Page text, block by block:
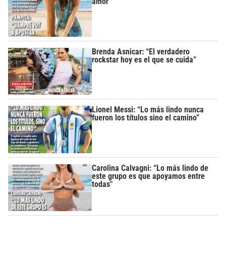
Brenda Asnicar: “El verdadero
rockstar hoy es el que se cuida”
Lionel Messi: “Lo más lindo nunca
fueron los títulos sino el camino”
Carolina Calvagni: “Lo más lindo de
este grupo es que apoyamos entre
todas"